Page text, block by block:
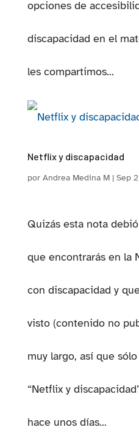
opciones de
discapacidad en el
les compartimos...
Netflix y discapacidad
por Andrea Medina M| Sep
Quizás esta nota
que encontrarás en la
con discapacidad y
visto (contenido no
muy largo, así que
“Netflix y
hace unos días...